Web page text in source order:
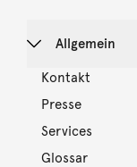
Allgemein
Kontakt
Presse
Services
Glossar